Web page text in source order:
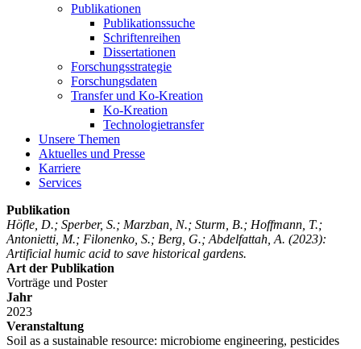
Publikationen
Publikationssuche
Schriftenreihen
Dissertationen
Forschungsstrategie
Forschungsdaten
Transfer und Ko-Kreation
Ko-Kreation
Technologietransfer
Unsere Themen
Aktuelles und Presse
Karriere
Services
Publikation
Höfle, D.; Sperber, S.; Marzban, N.; Sturm, B.; Hoffmann, T.;
Antonietti, M.; Filonenko, S.; Berg, G.; Abdelfattah, A. (2023):
Artificial humic acid to save historical gardens.
Art der Publikation
Vorträge und Poster
Jahr
2023
Veranstaltung
Soil as a sustainable resource: microbiome engineering, pesticides